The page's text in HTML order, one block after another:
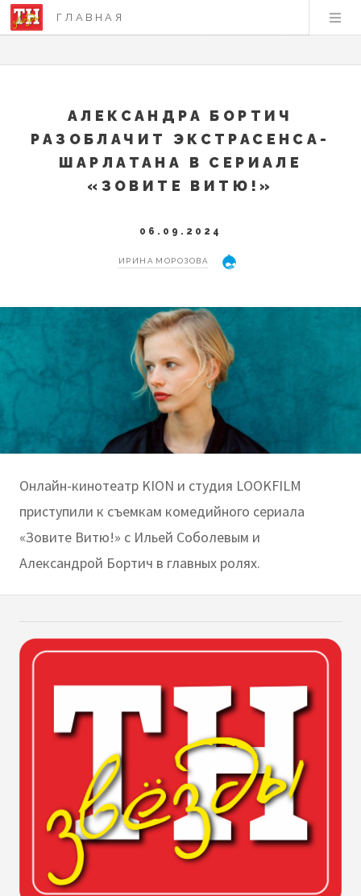
ГЛАВНАЯ
АЛЕКСАНДРА БОРТИЧ
РАЗОБЛАЧИТ ЭКСТРАСЕНСА-
ШАРЛАТАНА В СЕРИАЛЕ
«ЗОВИТЕ ВИТЮ!»
06.09.2024
ИРИНА МОРОЗОВА
Онлайн-кинотеатр KION и студия LOOKFILM
приступили к съемкам комедийного сериала
«Зовите Витю!» с Ильей Соболевым и
Александрой Бортич в главных ролях.